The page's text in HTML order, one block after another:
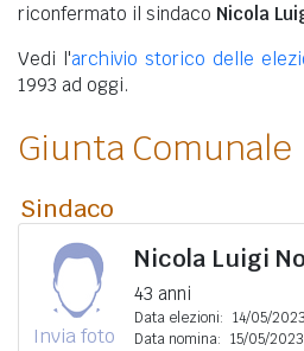
riconfermato il sindaco Nicola
Vedi l'archivio storico delle
1993 ad oggi.
Giunta Comunale
Sindaco
Invia foto
Nicola Luigi
43 anni
Data elezioni: 14/05/2023
Data nomina: 15/05/2023